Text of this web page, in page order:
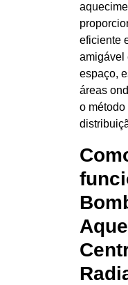
eficiente
amigável
espaço,
áreas
o